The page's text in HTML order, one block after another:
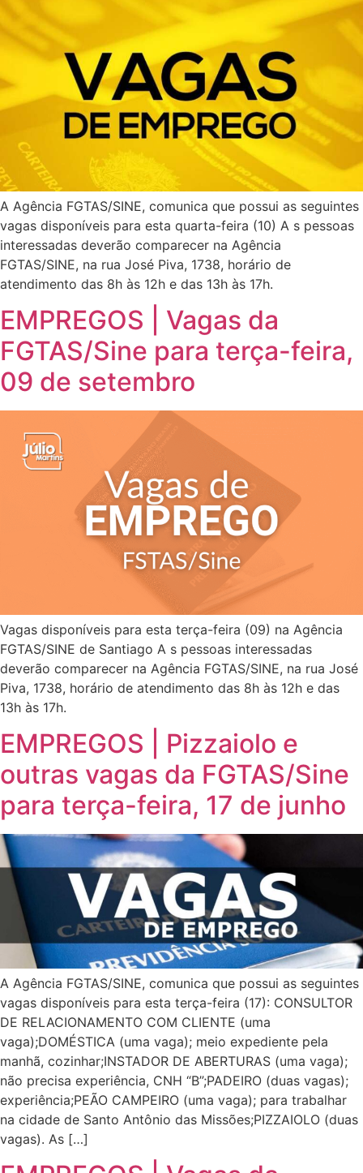
A Agência FGTAS/SINE, comunica que possui as seguintes
vagas disponíveis para esta quarta-feira (10) A s pessoas
interessadas deverão comparecer na Agência
FGTAS/SINE, na rua José Piva, 1738, horário de
atendimento das 8h às 12h e das 13h às 17h.
EMPREGOS | Vagas da
FGTAS/Sine para terça-feira,
09 de setembro
Vagas disponíveis para esta terça-feira (09) na Agência
FGTAS/SINE de Santiago A s pessoas interessadas
deverão comparecer na Agência FGTAS/SINE, na rua José
Piva, 1738, horário de atendimento das 8h às 12h e das
13h às 17h.
EMPREGOS | Pizzaiolo e
outras vagas da FGTAS/Sine
para terça-feira, 17 de junho
A Agência FGTAS/SINE, comunica que possui as seguintes
vagas disponíveis para esta terça-feira (17): CONSULTOR
DE RELACIONAMENTO COM CLIENTE (uma
vaga);DOMÉSTICA (uma vaga); meio expediente pela
manhã, cozinhar;INSTADOR DE ABERTURAS (uma vaga);
não precisa experiência, CNH “B”;PADEIRO (duas vagas);
experiência;PEÃO CAMPEIRO (uma vaga); para trabalhar
na cidade de Santo Antônio das Missões;PIZZAIOLO (duas
vagas). As […]